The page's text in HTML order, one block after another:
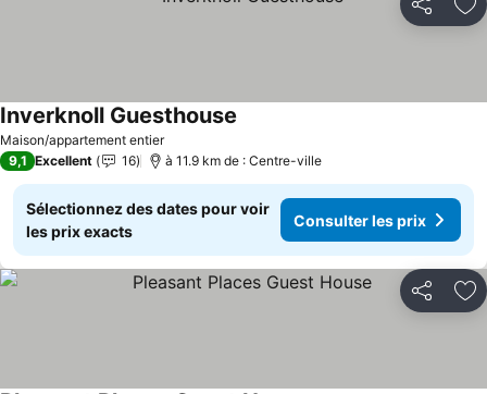
Partager
Maison/appartement entier
Inverknoll Guesthouse
9,1 Excellent 16 à 11.9 km de : Centre-ville
Sélectionnez des dates pour voir
les prix exacts
Consulter les prix
Partager